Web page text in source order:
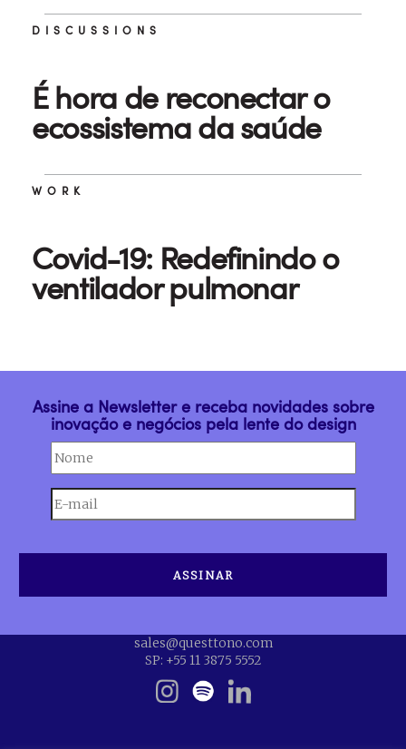
DISCUSSIONS
É hora de reconectar o
ecossistema da saúde
WORK
Covid-19: Redefinindo o
ventilador pulmonar
Assine a Newsletter e receba novidades sobre
inovação e negócios pela lente do design
sales@questtono.com
SP: +55 11 3875 5552